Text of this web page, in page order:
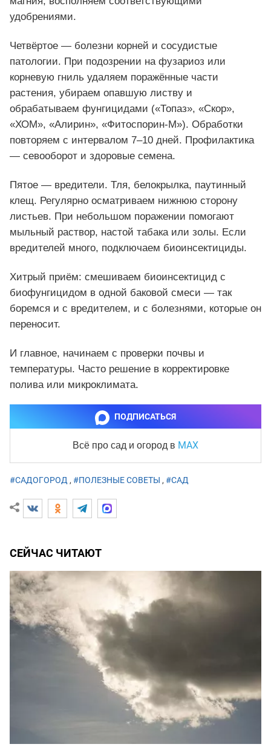
удобрениями.
Четвёртое — болезни корней и сосудистые
патологии. При подозрении на фузариоз или
корневую гниль удаляем поражённые части
растения, убираем опавшую листву и
обрабатываем фунгицидами («Топаз», «Скор»,
«ХОМ», «Алирин», «Фитоспорин-М»). Обработки
повторяем с интервалом 7–10 дней. Профилактика
— севооборот и здоровые семена.
Пятое — вредители. Тля, белокрылка, паутинный
клещ. Регулярно осматриваем нижнюю сторону
листьев. При небольшом поражении помогают
мыльный раствор, настой табака или золы. Если
вредителей много, подключаем биоинсектициды.
Хитрый приём: смешиваем биоинсектицид с
биофунгицидом в одной баковой смеси — так
боремся и с вредителем, и с болезнями, которые он
переносит.
И главное, начинаем с проверки почвы и
температуры. Часто решение в корректировке
полива или микроклимата.
ПОДПИСАТЬСЯ
Всё про сад и огород в MAX
#САДОГОРОД, #ПОЛЕЗНЫЕ СОВЕТЫ , #САД
СЕЙЧАС ЧИТАЮТ